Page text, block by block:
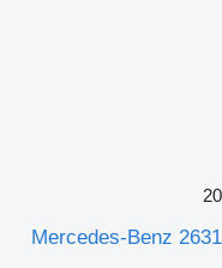
20
Mercedes-Benz 2631